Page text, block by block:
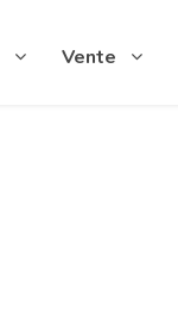
Vente